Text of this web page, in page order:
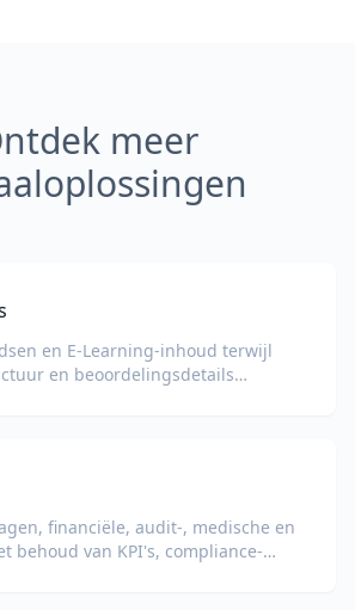
meer
en E-Learning-inhoud terwijl
en beoordelingsdetails
financiële, audit-, medische en
behoud van KPI's, compliance-